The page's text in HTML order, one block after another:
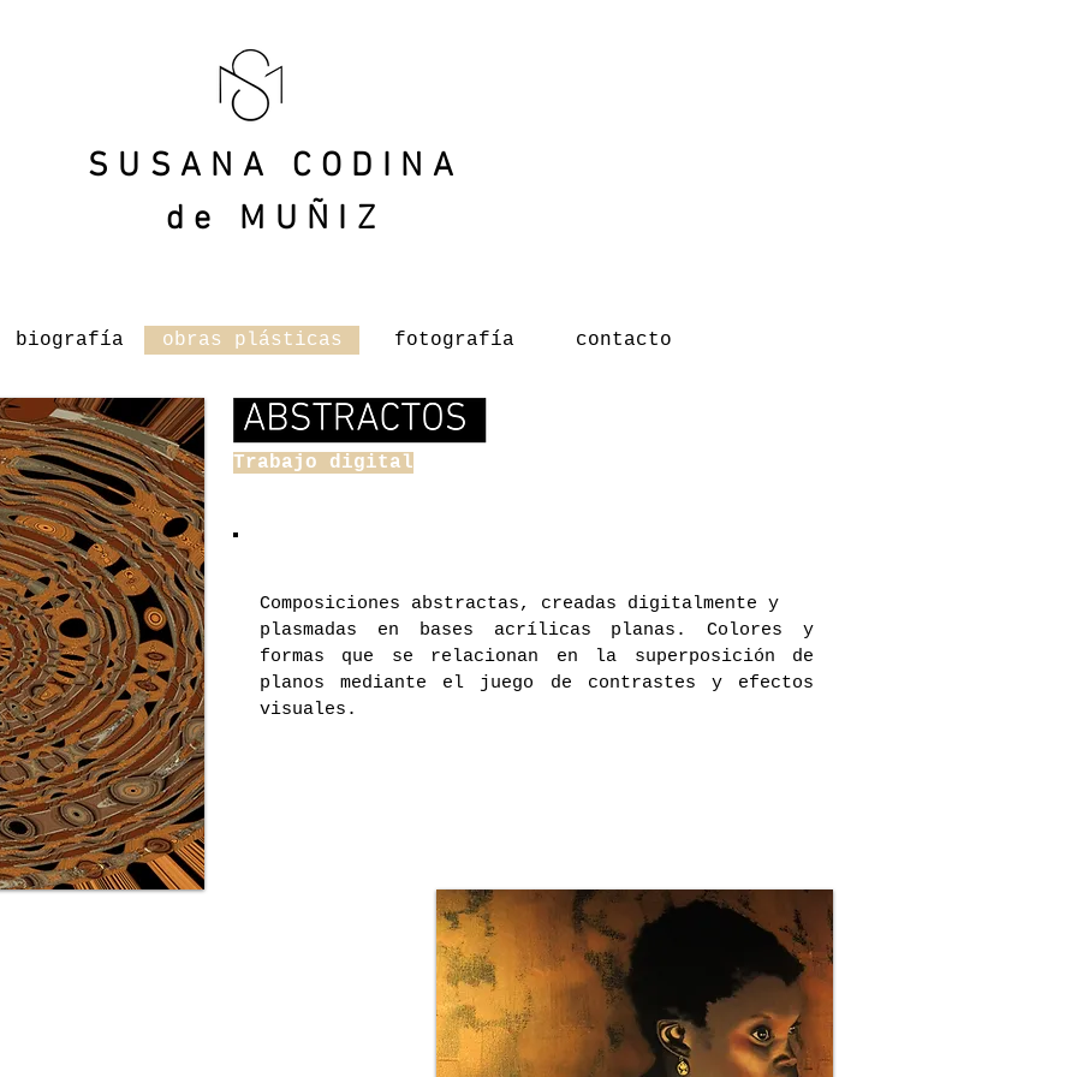
SUSANA CODINA
de
MUÑIZ
biografía obras plásticas fotografía contacto
ABSTRACTOS
Composiciones abstractas, creadas digitalmente y
plasmadas en bases acrílicas planas.Colores y
formas que se relacionan en la superposición de
planos mediante el juego de contrastes y efectos
visuales.
Trabajo digital